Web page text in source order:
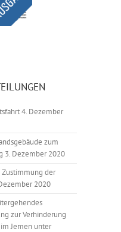
4. Dezember
zum
3. Dezember 2020
der
2020
zur Verhinderung
Jemen unter